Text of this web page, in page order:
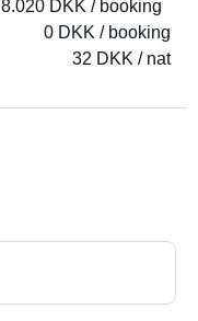
8.020 DKK / booking
0 DKK / booking
32 DKK / nat